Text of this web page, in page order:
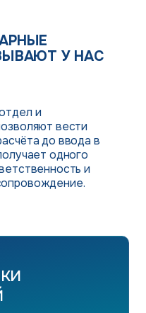
У НАС
и
вести
до ввода в
одного
и